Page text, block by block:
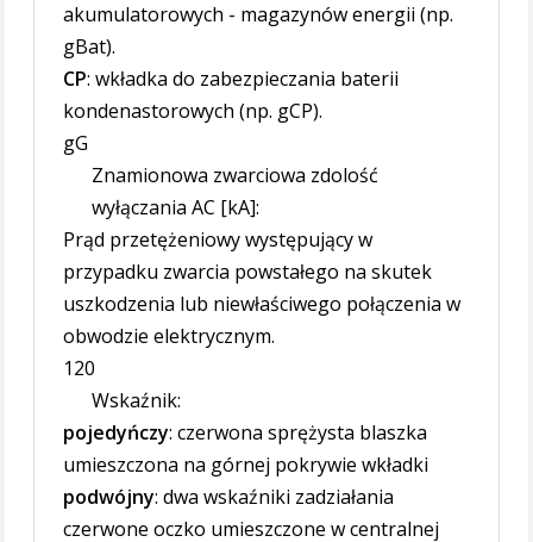
akumulatorowych - magazynów energii (np.
gBat).
CP: wkładka do zabezpieczania baterii
kondenastorowych (np. gCP).
gG
Znamionowa zwarciowa zdolość
wyłączania AC [kA]:
Prąd przetężeniowy występujący w
przypadku zwarcia powstałego na skutek
uszkodzenia lub niewłaściwego połączenia w
obwodzie elektrycznym.
120
Wskaźnik:
pojedyńczy: czerwona sprężysta blaszka
umieszczona na górnej pokrywie wkładki
podwójny: dwa wskaźniki zadziałania
czerwone oczko umieszczone w centralnej